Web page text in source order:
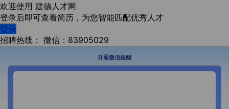
欢迎使用 建德人才网
登录后即可查看简历，为您智能匹配优秀人才
登录
招聘热线： 微信：83905029
开通微信提醒